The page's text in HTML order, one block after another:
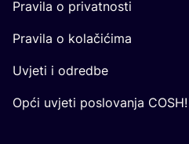
Pravila o privatnosti
Pravila o kolačićima
Uvjeti i odredbe
Opći uvjeti poslovanja